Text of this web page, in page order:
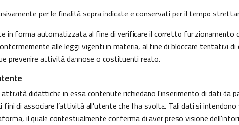
per le finalità sopra indicate e conservati per il tempo
in forma automatizzata al fine di verificare il corretto funzionamento
alle leggi vigenti in materia, al fine di bloccare tentativi
prevenire attività dannose o costituenti reato.
didattiche in essa contenute richiedano l'inserimento di dati da
di associare l’attività all'utente che l’ha svolta. Tali dati si
il quale contestualmente conferma di aver preso visione